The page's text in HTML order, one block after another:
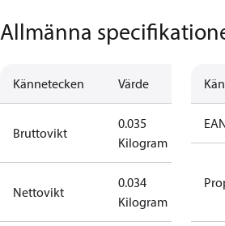
Allmänna
Kännetecken Värde
Bruttovikt
0.035
Kilogram
Nettovikt
0.034
Kilogram